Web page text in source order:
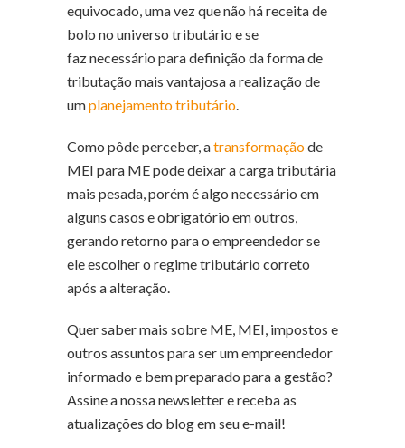
equivocado, uma vez que não há receita de
bolo no universo tributário e se
faz necessário para definição da forma de
tributação mais vantajosa a realização de
umplanejamento tributário
Como pôde perceber, atransformaçãode
MEI para ME pode deixar a carga tributária
mais pesada, porém é algo necessário em
alguns casos e obrigatório em outros,
gerando retorno para o empreendedor se
ele escolher o regime tributário correto
após a alteração.
Quer saber mais sobre ME, MEI, impostos e
outros assuntos para ser um empreendedor
informado e bem preparado para a gestão?
Assine a nossa newsletter e receba as
atualizações do blog em seu e-mail!